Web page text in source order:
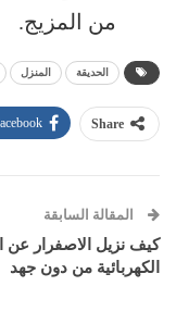
من المزيج.
الحديقة المنزل
Share
المقالة السابقة
كيف نزيل الاصفرار عن
الكهربائية من دون جهد